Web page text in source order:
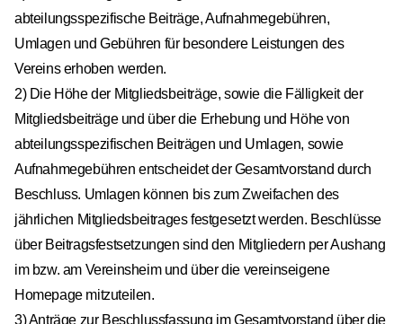
abteilungsspezifische Beiträge, Aufnahmegebühren,
Umlagen und Gebühren für besondere Leistungen des
Vereins erhoben werden.
2) Die Höhe der Mitgliedsbeiträge, sowie die Fälligkeit der
Mitgliedsbeiträge und über die Erhebung und Höhe von
abteilungsspezifischen Beiträgen und Umlagen, sowie
Aufnahmegebühren entscheidet der Gesamtvorstand durch
Beschluss. Umlagen können bis zum Zweifachen des
jährlichen Mitgliedsbeitrages festgesetzt werden. Beschlüsse
über Beitragsfestsetzungen sind den Mitgliedern per Aushang
im bzw. am Vereinsheim und über die vereinseigene
Homepage mitzuteilen.
3) Anträge zur Beschlussfassung im Gesamtvorstand über die